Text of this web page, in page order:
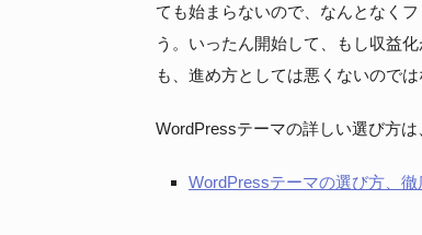
ても始まらないので、なんとなく
う。いったん開始して、もし収益
も、進め方としては悪くないので
WordPressテーマの詳しい選び方は
WordPressテーマの選び方、徹